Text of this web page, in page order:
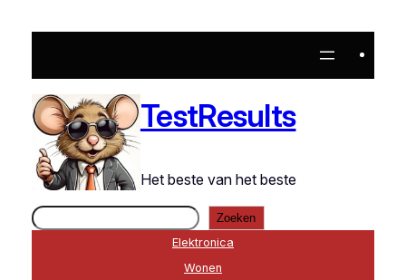
naar
inhoud
TestResults
Het beste van het beste
Zoeken
Zoeken
Elektronica
Wonen